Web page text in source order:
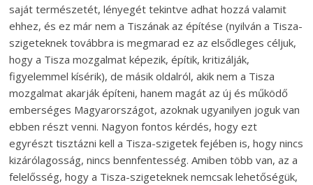
saját természetét, lényegét tekintve adhat hozzá valamit
ehhez, és ez már nem a Tiszának az építése (nyilván a Tisza-
szigeteknek továbbra is megmarad ez az elsődleges céljuk,
hogy a Tisza mozgalmat képezik, építik, kritizálják,
figyelemmel kísérik), de másik oldalról, akik nem a Tisza
mozgalmat akarják építeni, hanem magát az új és működő
emberséges Magyarországot, azoknak ugyanilyen joguk van
ebben részt venni. Nagyon fontos kérdés, hogy ezt
egyrészt tisztázni kell a Tisza-szigetek fejében is, hogy nincs
kizárólagosság, nincs bennfentesség. Amiben több van, az a
felelősség, hogy a Tisza-szigeteknek nemcsak lehetőségük,